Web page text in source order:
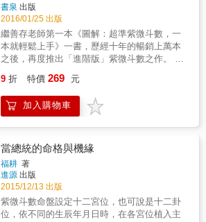
便記取這些死背也無法運用的紫微斗數。有趣
的閱讀；人們常說，入門一樣新知，得先產生
興趣，像看小說般，容易拾起的喜悅。 所以，
學會紫微斗數，就靠這一本。活背！活用！
書泉 出版
2016/01/25 出版
繼善存老師第一本《圖解：超準紫微斗數，一
本就輕鬆上手》一書，歷經十年的暢銷上萬本
之後，再度推出「進階版」紫微斗數之作。 全
門，即可推算出屬於你的2016年、2017年、
2018年&hellip;&hellip;等的流年運勢，以期認清
自己、求得先機、掌握未來。 本書五大特色：
年、2018年&hellip;&hellip;等的流年運勢。 2.
本書繼善存老師在上一本《圖解：超準紫微斗
數，一本就輕鬆上手》認識紫微32顆主要星曜
之入門書之後，再推出有關吉星、煞星、四化
星等，在推運時所扮演的角色，以及其對生活
所產生之不容忽視的影響。 3.隨書附贈「全新
9 折 特價 269 元
加入購物車
當總統的命格與機緣
福耕 著
進源 出版
2015/12/13 出版
紫微斗數命盤設定十二宮位，也可說是十二卦
位，依不同的生辰年月日時，在各宮位植入主